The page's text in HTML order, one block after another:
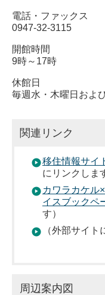
電話・ファックス
0947-32-3115
開館時間
9時～17時
休館日
毎週水・木曜日およ
関連リンク
移住情報サイ
にリンクしま
カワラカケル
イスブックペ
す）
（外部サイト
周辺案内図